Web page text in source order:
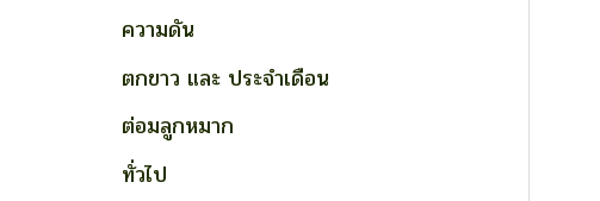
ความดัน
ตกขาว และ ประจำเดือน
ต่อมลูกหมาก
ทั่วไป